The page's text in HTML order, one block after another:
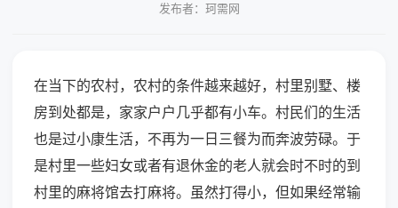
发布者：珂需网
在当下的农村，农村的条件越来越好，村里别墅、楼
房到处都是，家家户户几乎都有小车。村民们的生活
也是过小康生活，不再为一日三餐为而奔波劳碌。于
是村里一些妇女或者有退休金的老人就会时不时的到
村里的麻将馆去打麻将。虽然打得小，但如果经常输